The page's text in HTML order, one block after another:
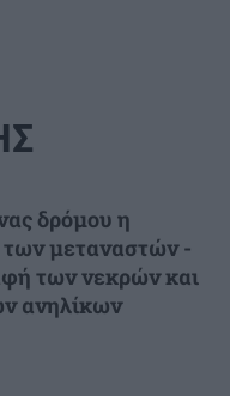
δρόμου η
των μεταναστών -
των νεκρών και
ανηλίκων